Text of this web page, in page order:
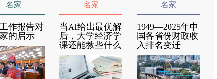
名家
作报告对
的启示
名家
当AI给出最优解
后，大学经济学
课还能教些什么
名家
1949—2025年中
国各省份财政收
入排名变迁